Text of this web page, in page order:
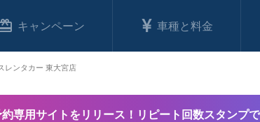
キャンペーン 車種と料金
専用サイトをリリース！リピート回数スタンプ
レンタカー 東大宮店